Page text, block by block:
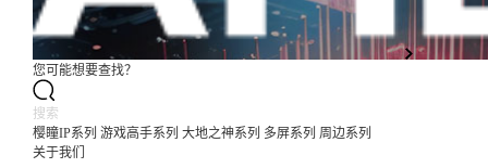
您可能想要查找？
樱瞳IP系列 游戏高手系列 大地之神系列 多屏系列 周边系列
关于我们